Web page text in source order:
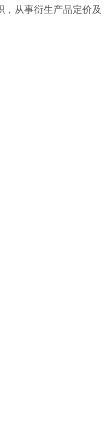
从事衍生产品定价及